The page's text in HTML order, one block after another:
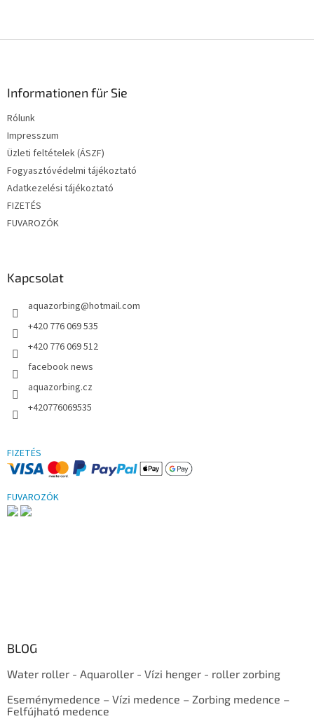
Informationen für Sie
Rólunk
Impresszum
Üzleti feltételek (ÁSZF)
Fogyasztóvédelmi tájékoztató
Adatkezelési tájékoztató
FIZETÉS
FUVAROZÓK
Kapcsolat
aquazorbing@hotmail.com
+420 776 069 535
+420 776 069 512
facebook news
aquazorbing.cz
+420776069535
FIZETÉS
FUVAROZÓK
BLOG
Water roller - Aquaroller - Vízi henger - roller zorbing
Eseménymedence – Vízi medence – Zorbing medence –
Felfújható medence